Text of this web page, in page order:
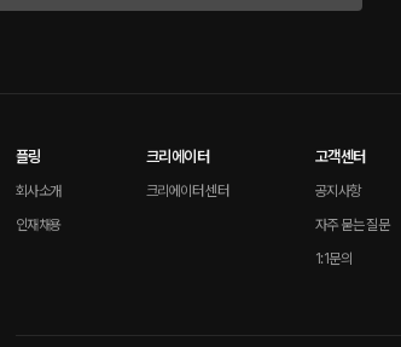
플링
회사소개
인재채용
크리에이터
크리에이터 센터
고객센터
공지사항
자주 묻는 질문
1:1문의